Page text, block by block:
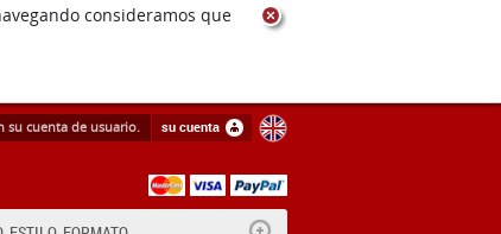
consideramos que
su cuenta de usuario. su cuenta